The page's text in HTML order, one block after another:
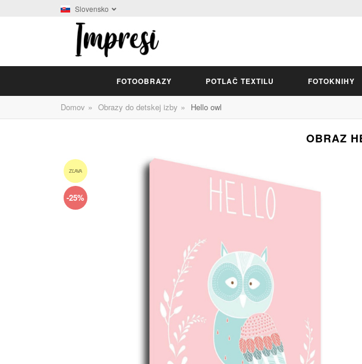
Slovensko
FOTOOBRAZY POTLAČ TEXTILU FOTOKNIHY
Domov » Obrazy do detskej izby » Hello owl
OBRAZ
ZĽAVA
-25%